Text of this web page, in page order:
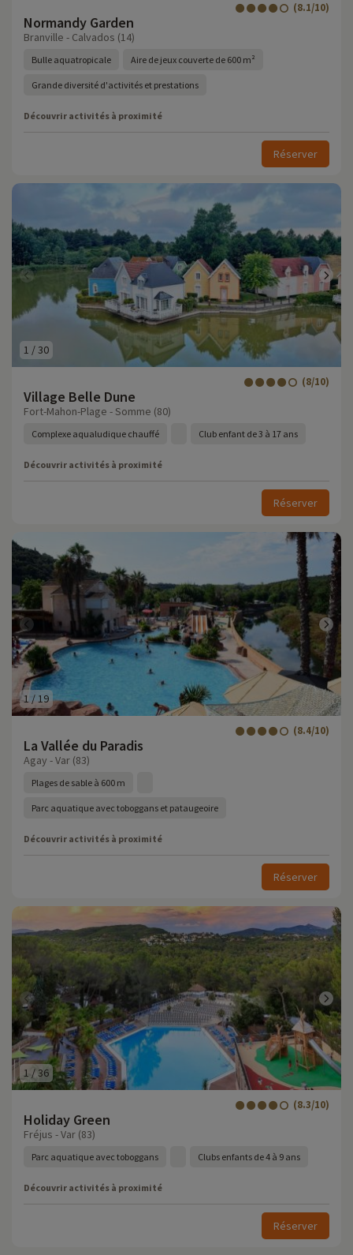
Normandy Garden
(8.1/10)
Branville - Calvados (14)
Bulle aquatropicale Aire de jeux couverte de 600 m²
Grande diversité d'activités et prestations
Découvrir activités à proximité
Réserver
1 /30
Village Belle Dune
(8/10)
Fort-Mahon-Plage - Somme (80)
Complexe aqualudique chauffé Club enfant de 3 à 17 ans
Découvrir activités à proximité
Réserver
1 /19
La Vallée du Paradis
(8.4/10)
Agay - Var (83)
Plages de sable à 600 m
Parc aquatique avec toboggans et pataugeoire
Découvrir activités à proximité
Réserver
1 /36
Holiday Green
(8.3/10)
Fréjus - Var (83)
Parc aquatique avec toboggans Clubs enfants de 4 à 9 ans
Découvrir activités à proximité
Réserver